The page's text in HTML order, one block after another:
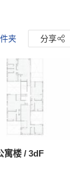
夹 分享
寓楼 / 3dF